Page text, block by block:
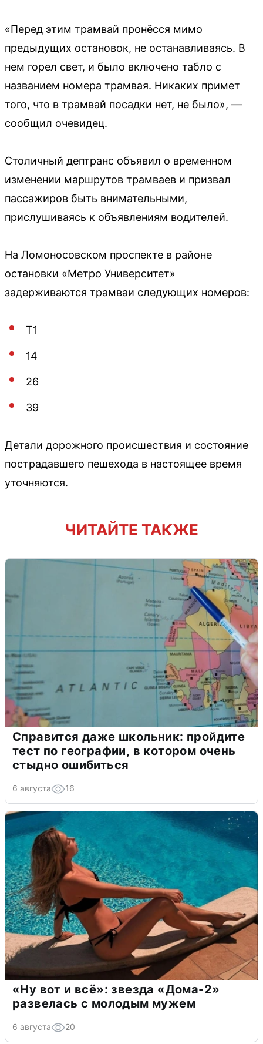
«Перед этим трамвай пронёсся мимо
предыдущих остановок, не останавливаясь. В
нем горел свет, и было включено табло с
названием номера трамвая. Никаких примет
того, что в трамвай посадки нет, не было», —
сообщил очевидец.
Столичный дептранс объявил о временном
изменении маршрутов трамваев и призвал
пассажиров быть внимательными,
прислушиваясь к объявлениям водителей.
На Ломоносовском проспекте в районе
остановки «Метро Университет»
задерживаются трамваи следующих номеров:
Т1
14
26
39
Детали дорожного происшествия и состояние
пострадавшего пешехода в настоящее время
уточняются.
ЧИТАЙТЕ ТАКЖЕ
Справится даже школьник: пройдите
тест по географии, в котором очень
стыдно ошибиться
6 августа 16
«Ну вот и всё»: звезда «Дома-2»
развелась с молодым мужем
6 августа 20